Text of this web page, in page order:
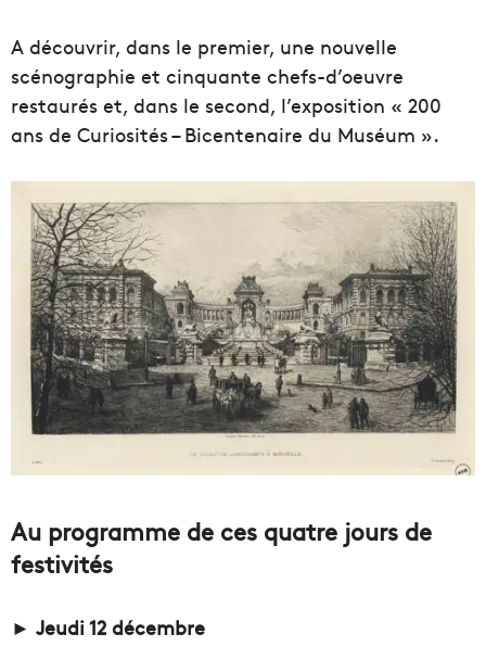
A découvrir, dans le premier, une nouvelle
scénographie et cinquante chefs-d’oeuvre
restaurés et, dans le second, l’exposition « 200
ans de Curiosités – Bicentenaire du Muséum ».
Au programme de ces quatre jours de
festivités
► Jeudi 12 décembre